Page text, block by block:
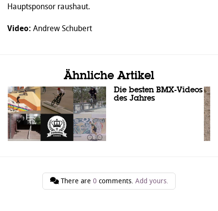
Hauptsponsor raushaut.
Video: Andrew Schubert
Ähnliche Artikel
Die besten BMX-Videos
des Jahres
There are 0 comments. Add yours.